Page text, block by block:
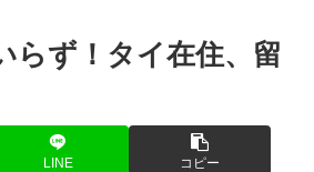
らず！タイ在住、留
LINE コピー